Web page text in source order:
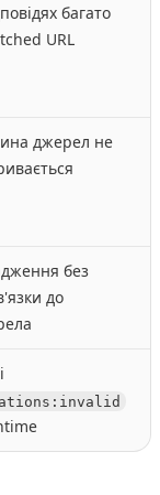
багато
URL
джерел не
без
до